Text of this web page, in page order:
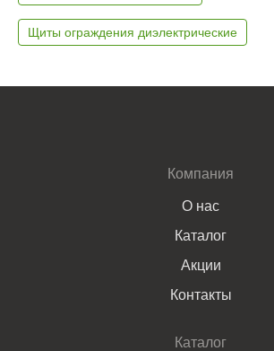
Щиты ограждения диэлектрические
Компания
О нас
Каталог
Акции
Контакты
Каталог